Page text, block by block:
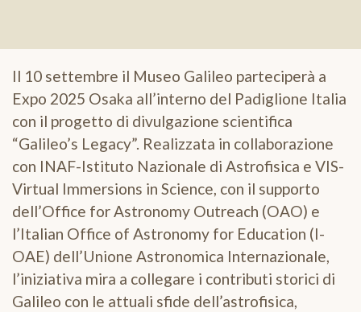
Il 10 settembre il Museo Galileo parteciperà a
Expo 2025 Osaka all’interno del Padiglione Italia
con il progetto di divulgazione scientifica
“Galileo’s Legacy”. Realizzata in collaborazione
con INAF-Istituto Nazionale di Astrofisica e VIS-
Virtual Immersions in Science, con il supporto
dell’Office for Astronomy Outreach (OAO) e
l’Italian Office of Astronomy for Education (I-
OAE) dell’Unione Astronomica Internazionale,
l’iniziativa mira a collegare i contributi storici di
Galileo con le attuali sfide dell’astrofisica,